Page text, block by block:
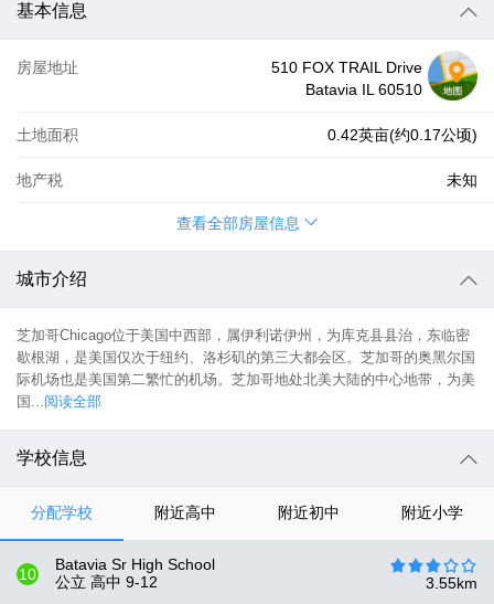
基本信息
房屋地址
510 FOX TRAIL Drive
Batavia IL 60510
土地面积 0.42英亩(约0.17公顷)
地产税 未知
查看全部房屋信息
城市介绍
芝加哥Chicago位于美国中西部，属伊利诺伊州，为库克县县治，东临密
歇根湖，是美国仅次于纽约、洛杉矶的第三大都会区。芝加哥的奥黑尔国
际机场也是美国第二繁忙的机场。芝加哥地处北美大陆的中心地带，为美
国...阅读全部
学校信息
分配学校 附近高中 附近初中 附近小学
10
Batavia Sr High School
公立 高中 9-12 3.55km